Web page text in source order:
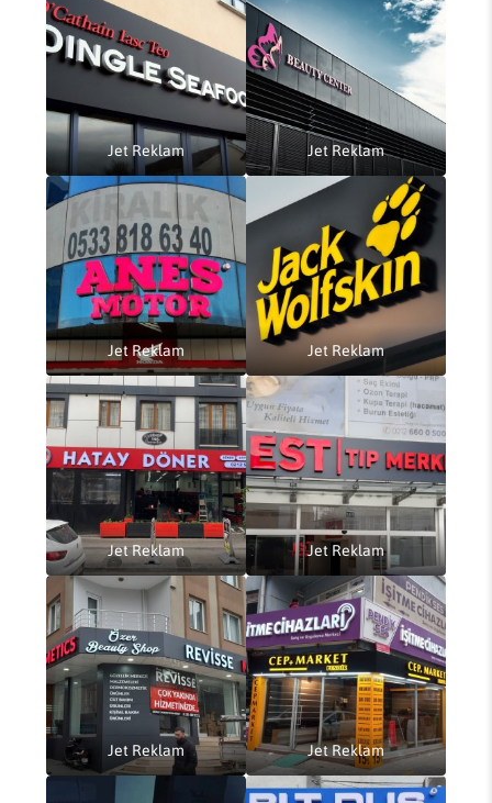
Jet Reklam Jet Reklam
Jet Reklam Jet Reklam
Jet Reklam Jet Reklam
Jet Reklam Jet Reklam